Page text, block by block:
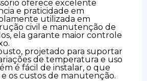
oferece excelente
e praticidade em
utilizada em
civil e manutenção de
ela garante maior controle
projetado para suportar
de temperatura e uso
é fácil de instalar, o que
os custos de manutenção.